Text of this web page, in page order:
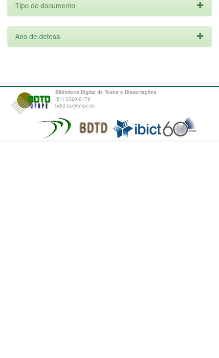
Tipo de documento
Ano de defesa
Biblioteca Digital de Teses e Dissertações
(81) 3320-6179
bdtd.bc@ufrpe.br